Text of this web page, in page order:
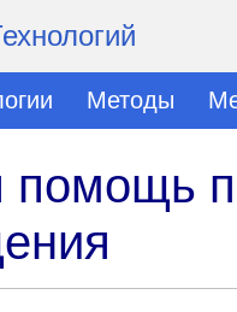
Методы
помощь